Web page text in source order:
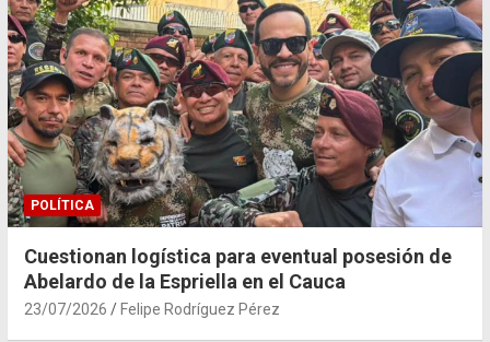
POLÍTICA
Cuestionan logística para eventual posesión de
Abelardo de la Espriella en el Cauca
23/07/2026 Felipe Rodríguez Pérez